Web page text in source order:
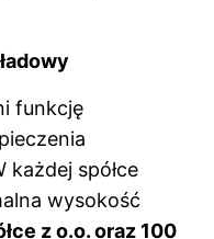
funkcję
każdej spółce
wysokość
z o.o. oraz 100